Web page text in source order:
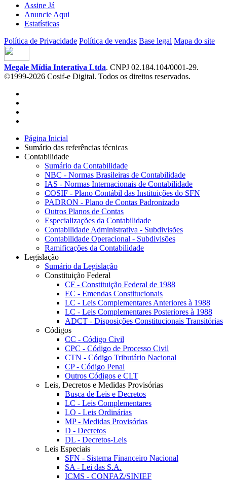
Assine Já
Anuncie Aqui
Estatísticas
Política de Privacidade Política de vendas Base legal Mapa do site
Megale Mídia Interativa Ltda. CNPJ 02.184.104/0001-29.
©1999-2026 Cosif-e Digital. Todos os direitos reservados.
Página Inicial
Sumário das referências técnicas
Contabilidade
Sumário da Contabilidade
NBC - Normas Brasileiras de Contabilidade
IAS - Normas Internacionais de Contabilidade
COSIF - Plano Contábil das Instituições do SFN
PADRON - Plano de Contas Padronizado
Outros Planos de Contas
Especializações da Contabilidade
Contabilidade Administrativa - Subdivisões
Contabilidade Operacional - Subdivisões
Ramificações da Contabilidade
Legislação
Sumário da Legislação
Constituição Federal
CF - Constituição Federal de 1988
EC - Emendas Constitucionais
LC - Leis Complementares Anteriores à 1988
LC - Leis Complementares Posteriores à 1988
ADCT - Disposições Constitucionais Transitórias
Códigos
CC - Código Civil
CPC - Código de Processo Civil
CTN - Código Tributário Nacional
CP - Código Penal
Outros Códigos e CLT
Leis, Decretos e Medidas Provisórias
Busca de Leis e Decretos
LC - Leis Complementares
LO - Leis Ordinárias
MP - Medidas Provisórias
D - Decretos
DL - Decretos-Leis
Leis Especiais
SFN - Sistema Financeiro Nacional
SA - Lei das S.A.
ICMS - CONFAZ/SINIEF